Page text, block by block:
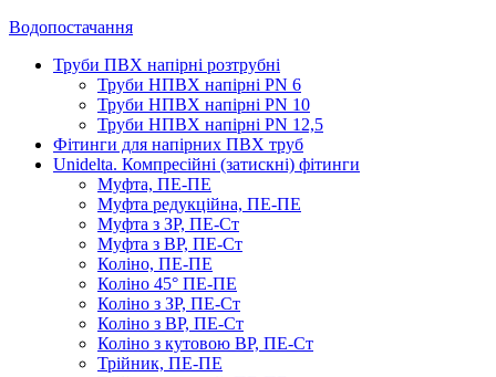
Водопостачання
Труби ПВХ напірні розтрубні
Труби НПВХ напірні PN 6
Труби НПВХ напірні PN 10
Труби НПВХ напірні PN 12,5
Фітинги для напірних ПВХ труб
Unidelta. Компресійні (затискні) фітинги
Муфта, ПЕ-ПЕ
Муфта редукційна, ПЕ-ПЕ
Муфта з ЗР, ПЕ-Ст
Муфта з ВР, ПЕ-Ст
Коліно, ПЕ-ПЕ
Коліно 45° ПЕ-ПЕ
Коліно з ЗР, ПЕ-Ст
Коліно з ВР, ПЕ-Ст
Коліно з кутовою ВР, ПЕ-Ст
Трійник, ПЕ-ПЕ